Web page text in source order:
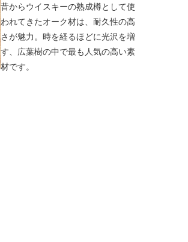
昔からウイスキーの熟成樽として使
われてきたオーク材は、耐久性の高
さが魅力。時を経るほどに光沢を増
す、広葉樹の中で最も人気の高い素
材です。